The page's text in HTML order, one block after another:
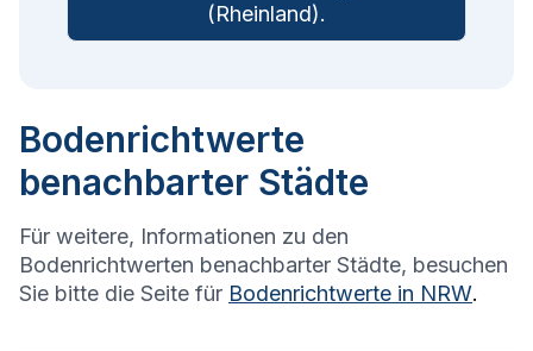
(Rheinland).
Bodenrichtwerte
benachbarter Städte
Für weitere, Informationen zu den
Bodenrichtwerten benachbarter Städte, besuchen
Sie bitte die Seite für Bodenrichtwerte in NRW.